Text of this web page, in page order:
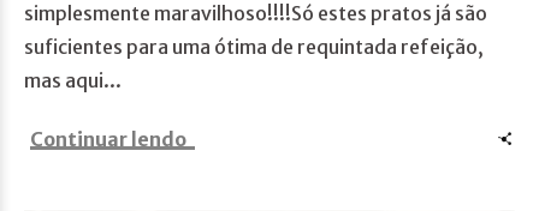
simplesmente maravilhoso!!!!Só estes pratos já são
suficientes para uma ótima de requintada refeição,
mas aqui...
Continuar lendo